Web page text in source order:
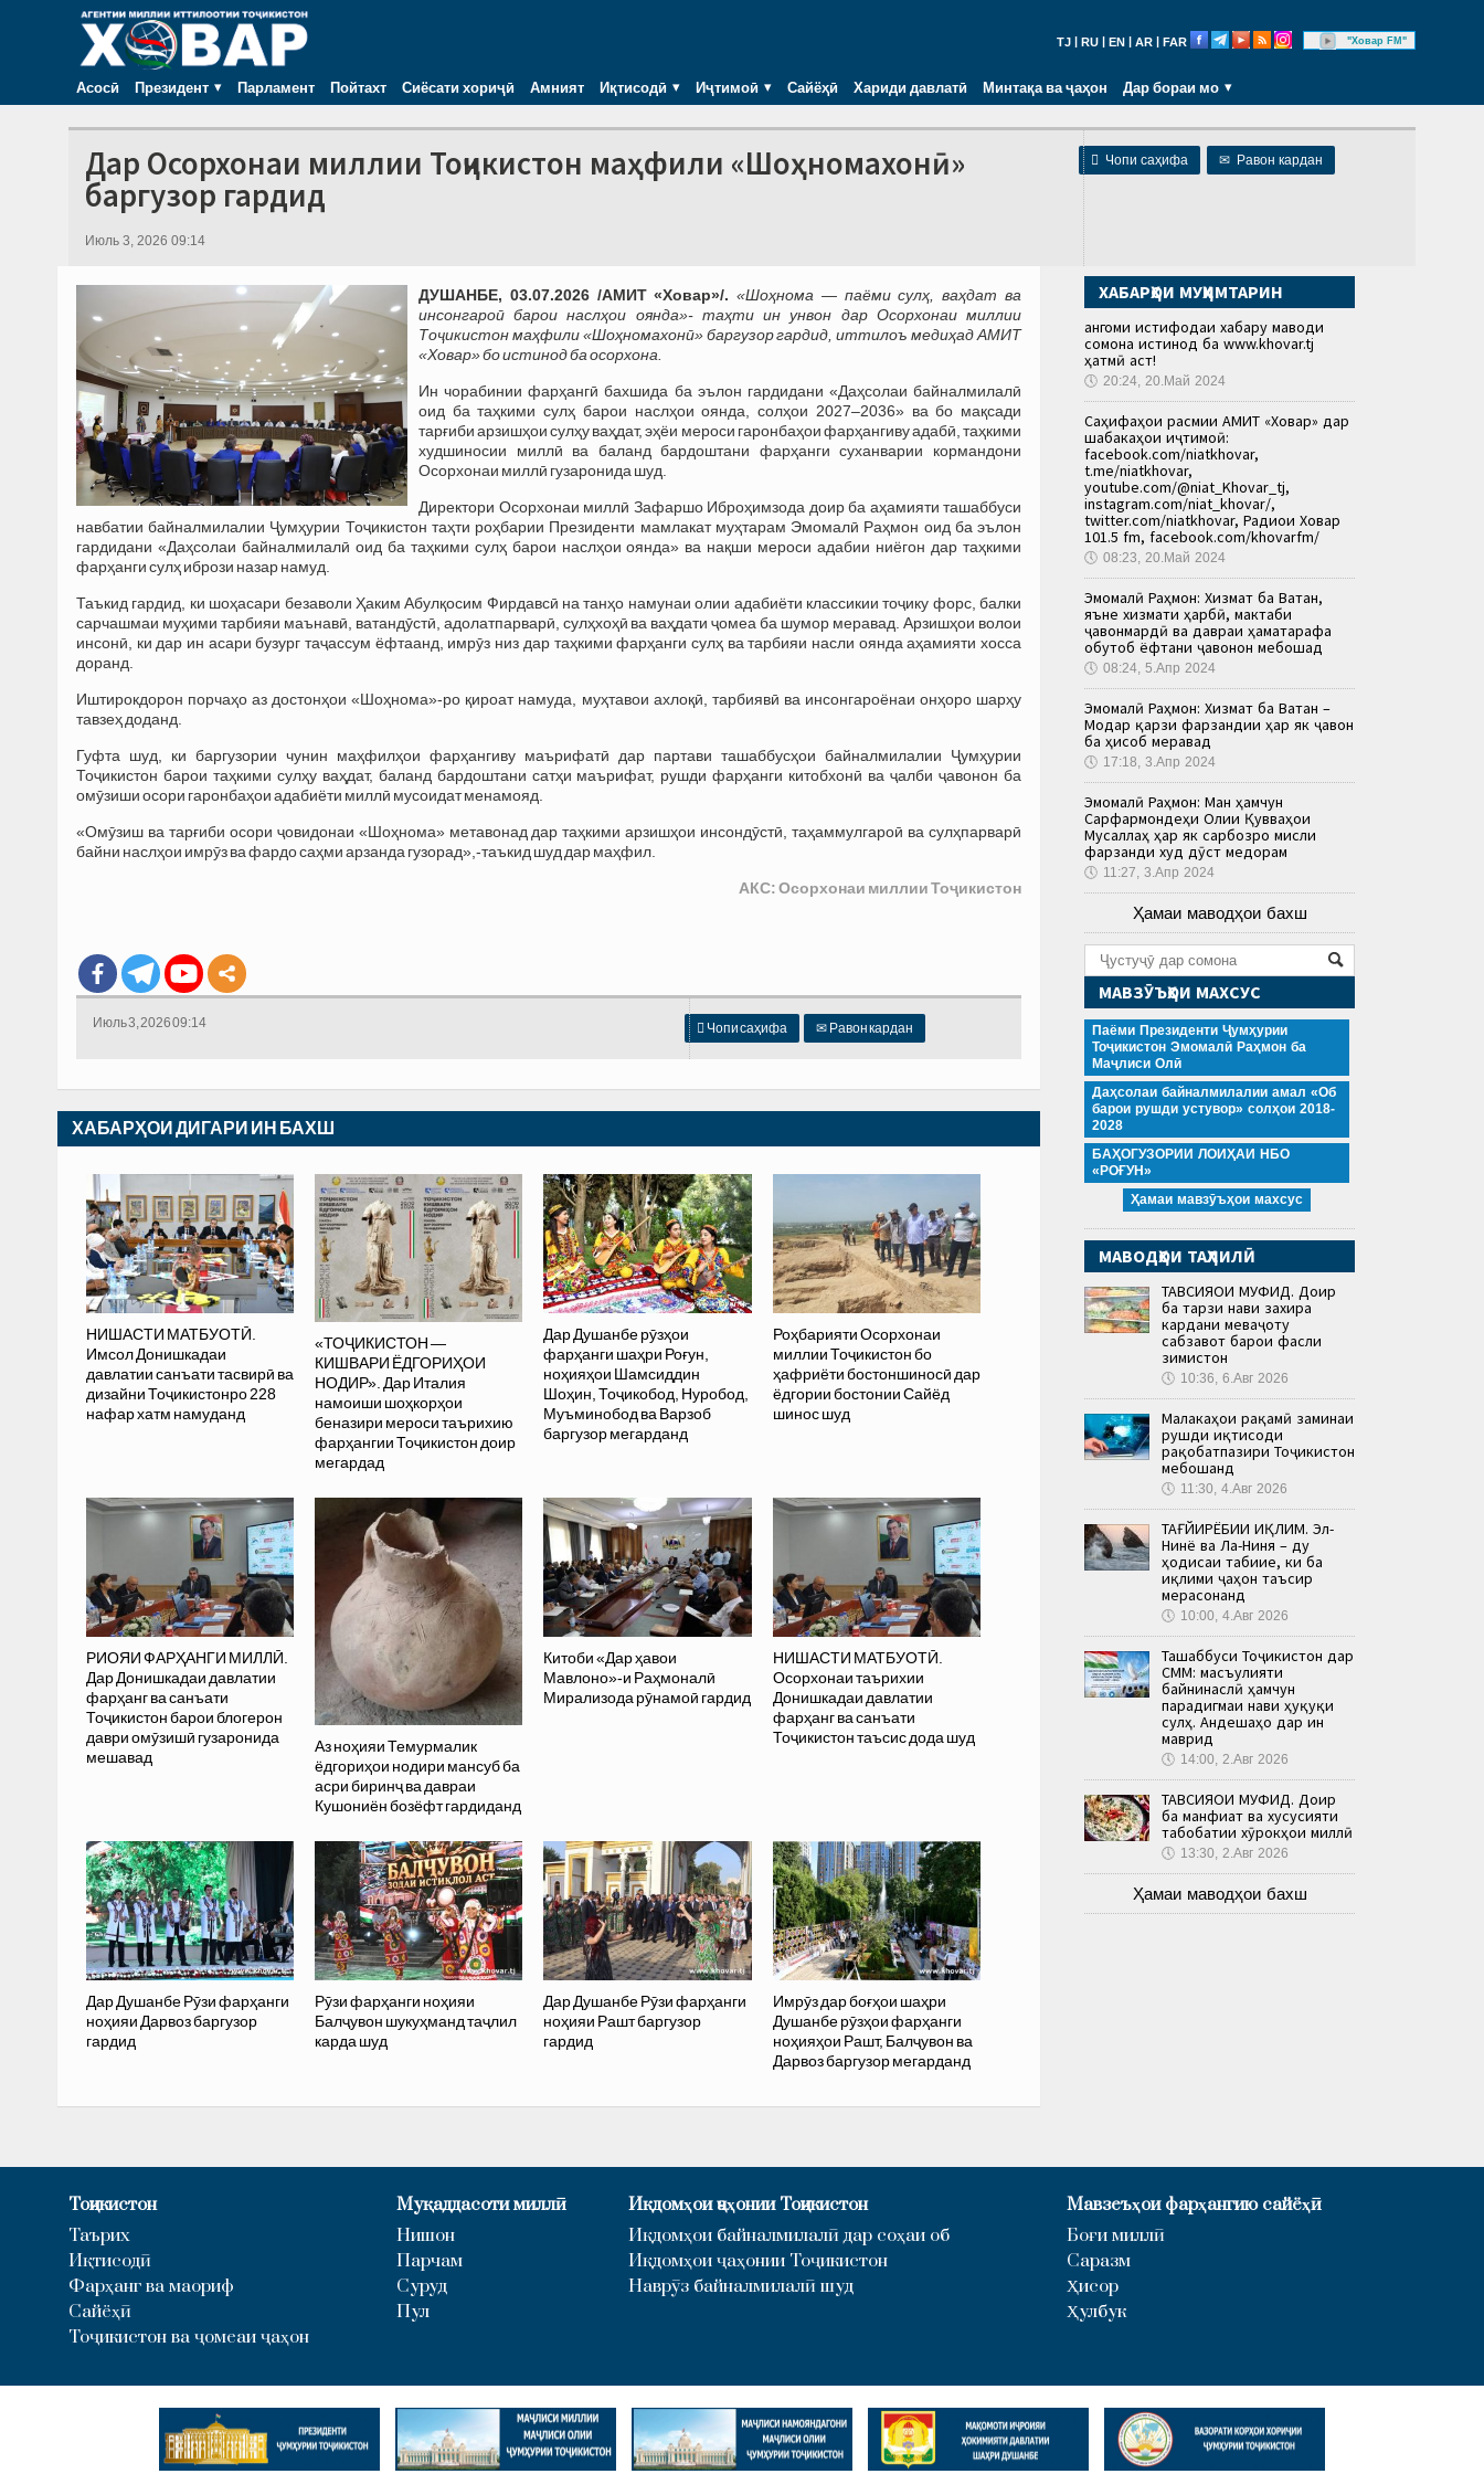
TJ RU EN AR FAR "Ховар FM"
Асосӣ Президент Парламент Пойтахт Сиёсати хориҷӣ Амният Иқтисодӣ Иҷтимоӣ Сайёҳӣ Хариди давлатӣ Минтақа ва ҷаҳон Дар бораи мо
 Чопи саҳифа ✉ Равон кардан
Дар Осорхонаи миллии Тоҷикистон маҳфили «Шоҳномахонӣ»
баргузор гардид
Июль 3, 2026 09:14
ДУШАНБЕ, 03.07.2026 /АМИТ «Ховар»/. «Шоҳнома — паёми сулҳ, ваҳдат ва
инсонгароӣ барои наслҳои оянда»- таҳти ин унвон дар Осорхонаи миллии
Тоҷикистон маҳфили «Шоҳномахонӣ» баргузор гардид, иттилоъ медиҳад АМИТ
«Ховар» бо истинод ба осорхона.
Ин чорабинии фарҳангӣ бахшида ба эълон гардидани «Даҳсолаи байналмилалӣ
оид ба таҳкими сулҳ барои наслҳои оянда, солҳои 2027–2036» ва бо мақсади
тарғиби арзишҳои сулҳу ваҳдат, эҳёи мероси гаронбаҳои фарҳангиву адабӣ, таҳкими
худшиносии миллӣ ва баланд бардоштани фарҳанги суханварии кормандони
Осорхонаи миллӣ гузаронида шуд.
Директори Осорхонаи миллӣ Зафаршо Иброҳимзода доир ба аҳамияти ташаббуси
навбатии байналмилалии Ҷумҳурии Тоҷикистон таҳти роҳбарии Президенти мамлакат муҳтарам Эмомалӣ Раҳмон оид ба эълон
гардидани «Даҳсолаи байналмилалӣ оид ба таҳкими сулҳ барои наслҳои оянда» ва нақши мероси адабии ниёгон дар таҳкими
фарҳанги сулҳ ибрози назар намуд.
Таъкид гардид, ки шоҳасари безаволи Ҳаким Абулқосим Фирдавсӣ на танҳо намунаи олии адабиёти классикии тоҷику форс, балки
сарчашмаи муҳими тарбияи маънавӣ, ватандӯстӣ, адолатпарварӣ, сулҳхоҳӣ ва ваҳдати ҷомеа ба шумор меравад. Арзишҳои волои
инсонӣ, ки дар ин асари бузург таҷассум ёфтаанд, имрӯз низ дар таҳкими фарҳанги сулҳ ва тарбияи насли оянда аҳамияти хосса
доранд.
Иштирокдорон порчаҳо аз достонҳои «Шоҳнома»-ро қироат намуда, муҳтавои ахлоқӣ, тарбиявӣ ва инсонгароёнаи онҳоро шарҳу
тавзеҳ доданд.
Гуфта шуд, ки баргузории чунин маҳфилҳои фарҳангиву маърифатӣ дар партави ташаббусҳои байналмилалии Ҷумҳурии
Тоҷикистон барои таҳкими сулҳу ваҳдат, баланд бардоштани сатҳи маърифат, рушди фарҳанги китобхонӣ ва ҷалби ҷавонон ба
омӯзиши осори гаронбаҳои адабиёти миллӣ мусоидат менамояд.
«Омӯзиш ва тарғиби осори ҷовидонаи «Шоҳнома» метавонад дар таҳкими арзишҳои инсондӯстӣ, таҳаммулгароӣ ва сулҳпарварӣ
байни наслҳои имрӯз ва фардо саҳми арзанда гузорад»,-таъкид шуд дар маҳфил.
АКС: Осорхонаи миллии Тоҷикистон
 Чопи саҳифа ✉ Равон кардан
Июль 3, 2026 09:14
ХАБАРҲОИ ДИГАРИ ИН БАХШ
НИШАСТИ МАТБУОТӢ.
Имсол Донишкадаи
давлатии санъати тасвирӣ ва
дизайни Тоҷикистонро 228
нафар хатм намуданд
«ТОҶИКИСТОН —
КИШВАРИ ЁДГОРИҲОИ
НОДИР». Дар Италия
намоиши шоҳкорҳои
беназири мероси таърихию
фарҳангии Тоҷикистон доир
мегардад
Дар Душанбе рӯзҳои
фарҳанги шаҳри Роғун,
ноҳияҳои Шамсиддин
Шоҳин, Тоҷикобод, Нуробод,
Муъминобод ва Варзоб
баргузор мегарданд
Роҳбарияти Осорхонаи
миллии Тоҷикистон бо
ҳафриёти бостоншиносӣ дар
ёдгории бостонии Сайёд
шинос шуд
РИОЯИ ФАРҲАНГИ МИЛЛӢ.
Дар Донишкадаи давлатии
фарҳанг ва санъати
Тоҷикистон барои блогерон
даври омӯзишӣ гузаронида
мешавад
Аз ноҳияи Темурмалик
ёдгориҳои нодири мансуб ба
асри биринҷ ва давраи
Кушониён бозёфт гардиданд
Китоби «Дар ҳавои
Мавлоно»-и Раҳмоналӣ
Мирализода рӯнамоӣ гардид
НИШАСТИ МАТБУОТӢ.
Осорхонаи таърихии
Донишкадаи давлатии
фарҳанг ва санъати
Тоҷикистон таъсис дода шуд
Дар Душанбе Рӯзи фарҳанги
ноҳияи Дарвоз баргузор
гардид
Рӯзи фарҳанги ноҳияи
Балҷувон шукуҳманд таҷлил
карда шуд
Дар Душанбе Рӯзи фарҳанги
ноҳияи Рашт баргузор
гардид
Имрӯз дар боғҳои шаҳри
Душанбе рӯзҳои фарҳанги
ноҳияҳои Рашт, Балҷувон ва
Дарвоз баргузор мегарданд
ХАБАРҲОИ МУҲИМТАРИН
Ҳангоми истифодаи хабару маводи
сомона истинод ба www.khovar.tj
ҳатмӣ аст!
🕔 20:24, 20.Май 2024
Саҳифаҳои расмии АМИТ «Ховар» дар
шабакаҳои иҷтимоӣ:
facebook.com/niatkhovar,
t.me/niatkhovar,
youtube.com/@niat_Khovar_tj,
instagram.com/niat_khovar/,
twitter.com/niatkhovar, Радиои Ховар
101.5 fm, facebook.com/khovarfm/
🕔 08:23, 20.Май 2024
Эмомалӣ Раҳмон: Хизмат ба Ватан,
яъне хизмати ҳарбӣ, мактаби
ҷавонмардӣ ва давраи ҳаматарафа
обутоб ёфтани ҷавонон мебошад
🕔 08:24, 5.Апр 2024
Эмомалӣ Раҳмон: Хизмат ба Ватан –
Модар қарзи фарзандии ҳар як ҷавон
ба ҳисоб меравад
🕔 17:18, 3.Апр 2024
Эмомалӣ Раҳмон: Ман ҳамчун
Сарфармондеҳи Олии Қувваҳои
Мусаллаҳ ҳар як сарбозро мисли
фарзанди худ дӯст медорам
🕔 11:27, 3.Апр 2024
Ҳамаи маводҳои бахш
МАВЗӮЪҲОИ МАХСУС
Паёми Президенти Ҷумҳурии
Тоҷикистон Эмомалӣ Раҳмон ба
Маҷлиси Олӣ
Даҳсолаи байналмилалии амал «Об
барои рушди устувор» солҳои 2018-
2028
БАҲОГУЗОРИИ ЛОИҲАИ НБО
«РОҒУН»
Ҳамаи мавзӯъҳои махсус
МАВОДҲОИ ТАҲЛИЛӢ
ТАВСИЯҲОИ МУФИД. Доир
ба тарзи нави захира
кардани меваҷоту
сабзавот барои фасли
зимистон
🕔 10:36, 6.Авг 2026
Малакаҳои рақамӣ заминаи
рушди иқтисоди
рақобатпазири Тоҷикистон
мебошанд
🕔 11:30, 4.Авг 2026
ТАҒЙИРЁБИИ ИҚЛИМ. Эл-
Нинё ва Ла-Ниня – ду
ҳодисаи табиие, ки ба
иқлими ҷаҳон таъсир
мерасонанд
🕔 10:00, 4.Авг 2026
Ташаббуси Тоҷикистон дар
СММ: масъулияти
байнинаслӣ ҳамчун
парадигмаи нави ҳуқуқи
сулҳ. Андешаҳо дар ин
маврид
🕔 14:00, 2.Авг 2026
ТАВСИЯҲОИ МУФИД. Доир
ба манфиат ва хусусияти
табобатии хӯрокҳои миллӣ
🕔 13:30, 2.Авг 2026
Ҳамаи маводҳои бахш
Тоҷикистон
Таърих
Иқтисодӣ
Фарҳанг ва маориф
Сайёҳӣ
Тоҷикистон ва ҷомеаи ҷаҳон
Муқаддасоти миллӣ
Нишон
Парчам
Суруд
Пул
Иқдомҳои ҷаҳонии Тоҷикистон
Иқдомҳои байналмилалӣ дар соҳаи об
Иқдомҳои ҷаҳонии Тоҷикистон
Наврӯз байналмилалӣ шуд
Мавзеъҳои фарҳангию сайёҳӣ
Боғи миллӣ
Саразм
Ҳисор
Ҳулбук